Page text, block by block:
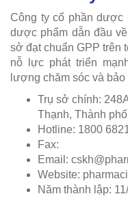
Công ty cổ phần dược
dược phẩm dẫn đầu
sở đạt chuẩn GPP trên
nỗ lực phát triển
lượng chăm sóc và
Trụ sở chính:
Thạnh, Thành
Hotline: 1800
Fax:
Email:
Website:
Năm thành lập: